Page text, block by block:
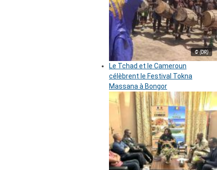
© (DR)
Le Tchad et le Cameroun
célèbrent le Festival Tokna
Massana à Bongor